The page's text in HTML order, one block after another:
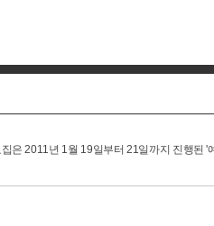
은 2011년 1월 19일부터 21일까지 진행된